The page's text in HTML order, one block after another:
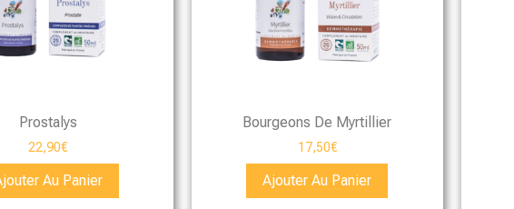
Prostalys
22,90€
Au Panier
Bourgeons De Myrtillier
17,50€
Ajouter Au Panier